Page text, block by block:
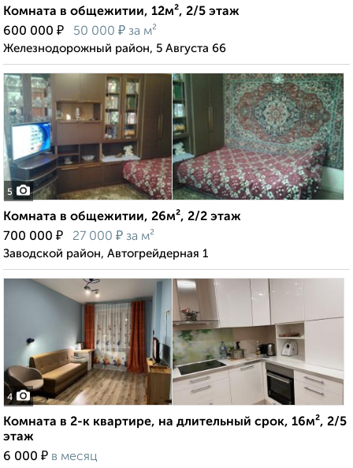
Комната в общежитии, 12м², 2/5 этаж
600 000 ₽ 50 000 ₽ за м²
Железнодорожный район, 5 Августа 66
5
Комната в общежитии, 26м², 2/2 этаж
700 000 ₽ 27 000 ₽ за м²
Заводской район, Автогрейдерная 1
4
Комната в 2-к квартире, на длительный срок, 16м², 2/5
этаж
6 000 ₽ в месяц